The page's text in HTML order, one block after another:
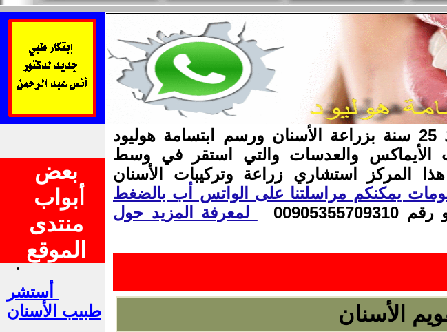
بعض
أبواب
منتدى
الموقع
أستشر
طبيب الأسنان
مركز أسنانك الدولي من أعرق المراكز المختصة منذ 25 سنة بزراعة الأسنان ورسم ابتسامة هوليود
الأيماكس والعدسات والتي استقر في وسط
المركز استشاري زراعة وتركيبات الأسنان
يمكنكم مراسلتنا على الواتس أب بالضغط
لمعرفة المزيد حول
الأسنان